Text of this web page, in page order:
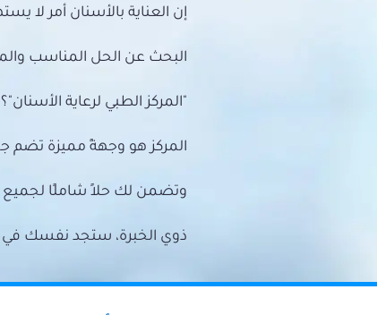
إن العناية بالأسنان أمر لا
البحث عن الحل المناسب
"المركز الطبي لرعاية الأسنان"؟
المركز هو وجهةً مميزة تضم
وتضمن لك حلاً شاملًا
ذوي الخبرة، ستجد نفسك في